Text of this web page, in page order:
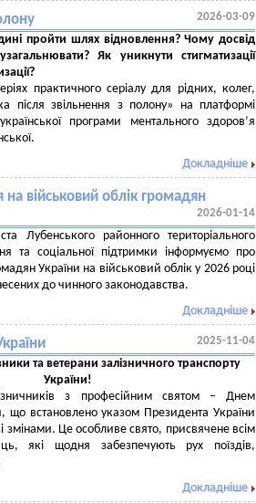
2026-03-09
пройти шлях відновлення? Чому досвід
Як уникнути стигматизації
практичного серіалу для рідних, колег,
після звільнення з полону» на платформі
програми ментального здоров’я
Докладніше
військовий облік громадян
2026-01-14
Лубенського районного територіального
та соціальної підтримки інформуємо про
України на військовий облік у 2026 році
до чинного законодавства.
Докладніше
2025-11-04
та ветерани залізничного транспорту
України!
з професійним святом – Днем
що встановлено указом Президента України
змінами. Це особливе свято, присвячене всім
які щодня забезпечують рух поїздів,
Докладніше